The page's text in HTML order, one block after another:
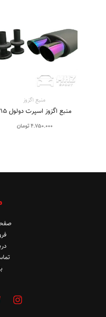
منبع اگزوز
منبع اگزوز اسپرت دولول 715
4.750.000 تومان